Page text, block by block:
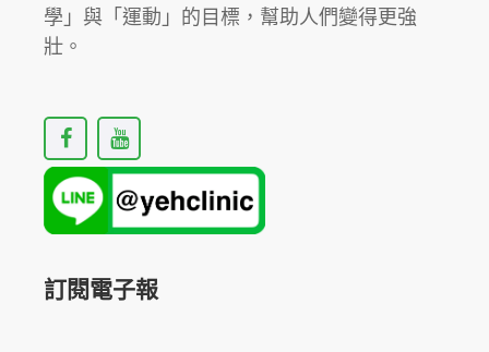
學」與「運動」的目標，幫助人們變得更強
壯。
F
a
c
e
b
o
k
Y
o
u
t
u
b
訂閱電子報